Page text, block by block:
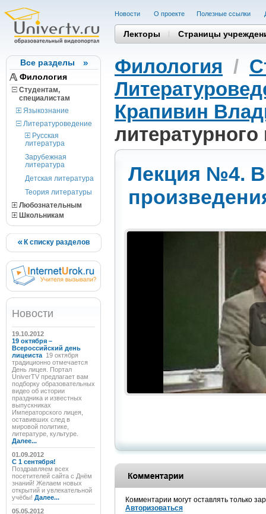
Все разделы
Филология
Студентам,
cпециалистам
Языкознание
Литературоведение
Русская
литература
Зарубежная
литература
Детская литература
Теория литературы
Любознательным
Школьникам
К списку разделов
Новости
19.10.2012
19 октября –
Всероссийский день
лицеиста 19 октября
традиционно отмечается
День лицея. Портал
UniverTV предлагает вам
подборку образовательных
видео об истории
праздника и известных
выпускниках
Императорского лицея,
оставивших след в
мировой политике,
литературе, культуре.
Далее...
01.09.2012
C 1 сентября!
Поздравляем всех
посетителей сайта с Днём
знаний! Желаем новых
открытий и увлекательной
учёбы! Далее...
05.05.2012
Новости О проекте Полезные cсылки
Лекторы Страницы
Филология /
Крапивин
Лекция №4.
Комментарии могут оставлять только
Авторизоваться